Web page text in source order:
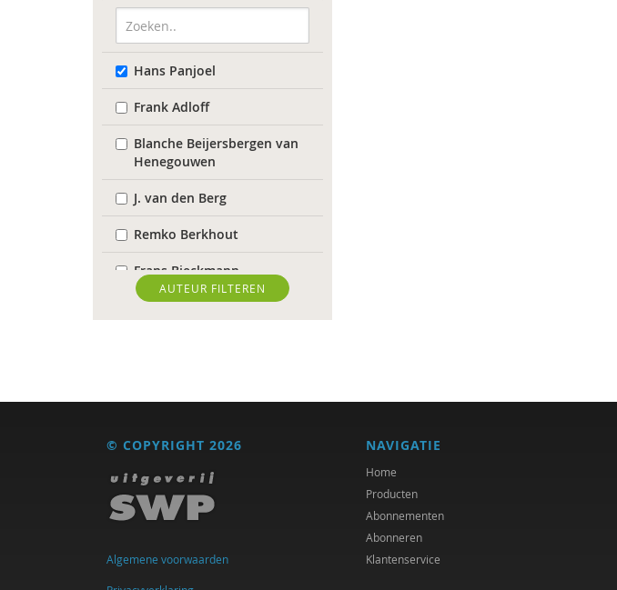
Hans Panjoel
Frank Adloff
Blanche Beijersbergen van
Henegouwen
J. van den Berg
Remko Berkhout
Frans Bieckmann
Antoinette Bolscher
Bram De Jonge
Sam de Nijs
Marcel de Rooij
Joachim Duyndam
AUTEUR FILTEREN
© COPYRIGHT 2026
Algemene voorwaarden
NAVIGATIE
Home
Producten
Abonnementen
Abonneren
Klantenservice